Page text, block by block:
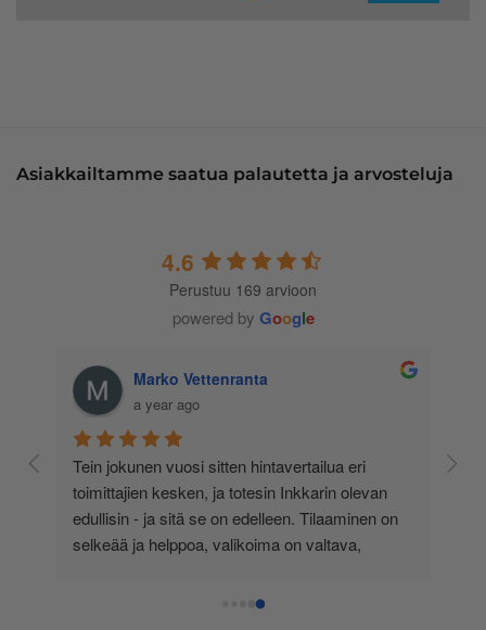
Asiakkailtamme saatua palautetta ja arvosteluja
4.6
Perustuu 169 arvioon
powered by Google
Marko Vettenranta
a year ago
Tein jokunen vuosi sitten hintavertailua eri
toimittajien kesken, ja totesin Inkkarin olevan
edullisin - ja sitä se on edelleen. Tilaaminen on
selkeää ja helppoa, valikoima on valtava,
asiakaspalvelu todella ripeää (s-postin kautta) ja